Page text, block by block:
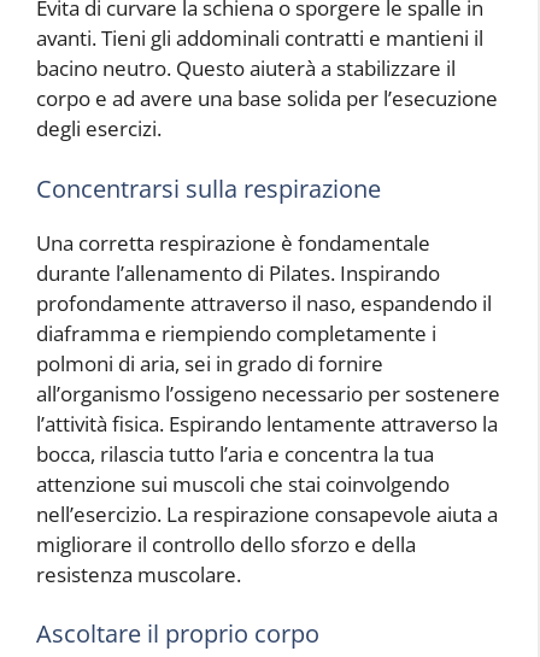
Evita di curvare la schiena o sporgere le spalle in
avanti. Tieni gli addominali contratti e mantieni il
bacino neutro. Questo aiuterà a stabilizzare il
corpo e ad avere una base solida per l’esecuzione
degli esercizi.
Concentrarsi sulla respirazione
Una corretta respirazione è fondamentale
durante l’allenamento di Pilates. Inspirando
profondamente attraverso il naso, espandendo il
diaframma e riempiendo completamente i
polmoni di aria, sei in grado di fornire
all’organismo l’ossigeno necessario per sostenere
l’attività fisica. Espirando lentamente attraverso la
bocca, rilascia tutto l’aria e concentra la tua
attenzione sui muscoli che stai coinvolgendo
nell’esercizio. La respirazione consapevole aiuta a
migliorare il controllo dello sforzo e della
resistenza muscolare.
Ascoltare il proprio corpo